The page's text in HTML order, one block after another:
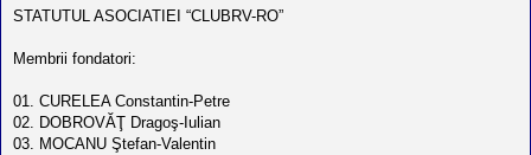
o
s
s
o
s
STATUTUL ASOCIATIEI “CLUBRV-RO”
Membrii fondatori:
01. CURELEA Constantin-Petre
02. DOBROVĂŢ Dragoş-Iulian
03. MOCANU Ştefan-Valentin